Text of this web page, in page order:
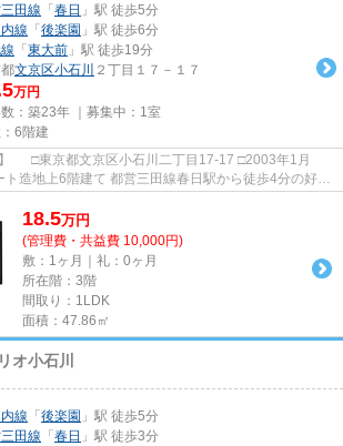
田線 「 春日 」駅 徒歩5分
線 「 後楽園 」駅 徒歩6分
「 東大前 」駅 徒歩19分
文京区小石川 ２丁目１７－１７
万円
：築23年 ｜募集中： 1室
6階建
京都文京区小石川二丁目17-17 □2003年1月
線春日駅から徒歩4分の好立
18.5万円
(管理費・共益費 10,000円)
敷：1ヶ月｜礼：0ヶ月
所在階：3階
間取り：1LDK
面積：47.86㎡
オ小石川
線 「 後楽園 」駅 徒歩5分
田線 「 春日 」駅 徒歩3分